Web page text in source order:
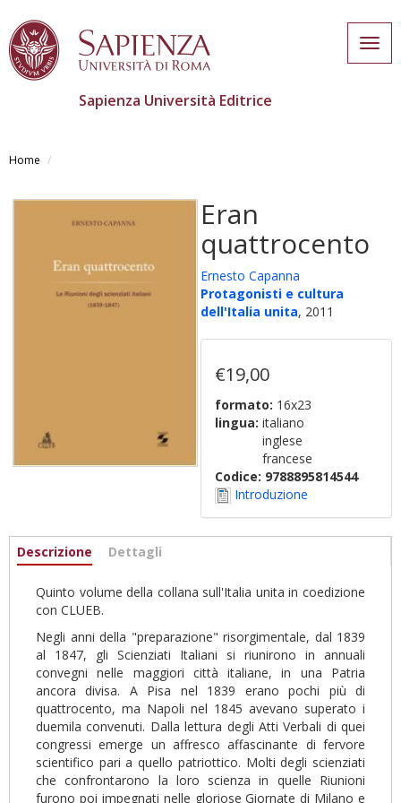
contenuto
Sapienza Università Editrice
Home
Eran
quattrocento
Ernesto Capanna
Protagonisti e cultura
dell'Italia unita, 2011
€19,00
formato: 16x23
lingua: italiano
inglese
francese
Codice: 9788895814544
Introduzione
Informazioni
Descrizione (scheda
Dettagli
Quinto volume della collana sull'Italia unita in coedizione
con CLUEB.
Negli anni della "preparazione" risorgimentale, dal 1839
al 1847, gli Scienziati Italiani si riunirono in annuali
convegni nelle maggiori città italiane, in una Patria
ancora divisa. A Pisa nel 1839 erano pochi più di
quattrocento, ma Napoli nel 1845 avevano superato i
duemila convenuti. Dalla lettura degli Atti Verbali di quei
congressi emerge un affresco affascinante di fervore
scientifico pari a quello patriottico. Molti degli scienziati
che confrontarono la loro scienza in quelle Riunioni
furono poi impegnati nelle gloriose Giornate di Milano e